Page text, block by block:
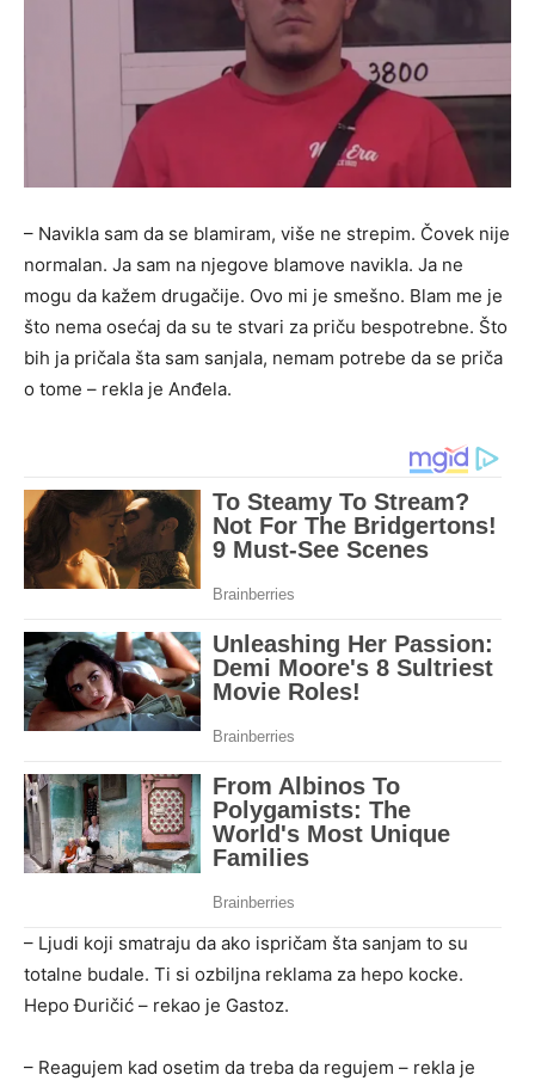
– Navikla sam da se blamiram, više ne strepim. Čovek nije
normalan. Ja sam na njegove blamove navikla. Ja ne
mogu da kažem drugačije. Ovo mi je smešno. Blam me je
što nema osećaj da su te stvari za priču bespotrebne. Što
bih ja pričala šta sam sanjala, nemam potrebe da se priča
o tome – rekla je Anđela.
– Ljudi koji smatraju da ako ispričam šta sanjam to su
totalne budale. Ti si ozbiljna reklama za hepo kocke.
Hepo Đuričić – rekao je Gastoz.
– Reagujem kad osetim da treba da regujem – rekla je